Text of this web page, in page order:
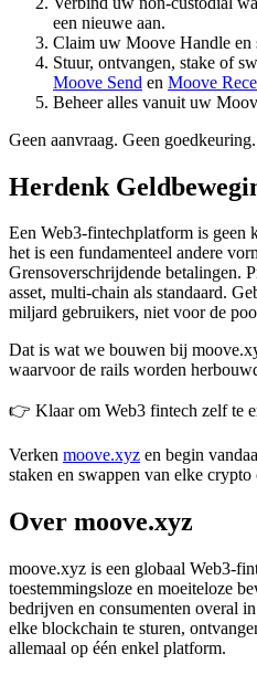
een nieuwe aan.
Claim uw Moove Handle
Stuur, ontvangen, stake of
Moove Send en Moove
Beheer alles vanuit uw
Geen aanvraag. Geen
Herdenk
Een Web3-fintechplatform is
het is een fundamenteel andere
Grensoverschrijdende betalingen.
asset, multi-chain als standaard.
miljard gebruikers, niet voor de
Dat is wat we bouwen bij
waarvoor de rails worden
👉 Klaar om Web3 fintech zelf te
Verken moove.xyz en begin
staken en swappen van elke crypto
Over moove.xyz
moove.xyz is een globaal Web3-
toestemmingsloze en moeiteloze
bedrijven en consumenten overal
elke blockchain te sturen,
allemaal op één enkel platform.